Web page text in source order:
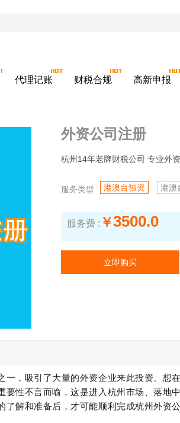
代理记账 财税合规 高新申报
外资公司注册
杭州14年老牌财税公司 专业外
服务类型 港澳台独资 港澳
服务费 : ￥3500.0
立即购买
一，吸引了大量的外资企业来此投资。想
要性不言而喻，这是进入杭州市场、落地
了解和准备后，才可能顺利完成杭州外资